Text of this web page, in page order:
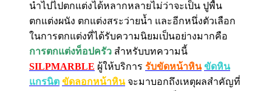
นำไปไปตกแต่งได้หลากหลายไม่ว่าจะเป็น ปูพื้น
ตกแต่งผนัง ตกแต่งสระว่ายน้ำ และอีกหนึ่งตัวเลือก
ในการตกแต่งที่ได้รับความนิยมเป็นอย่างมากคือ
การตกแต่งท็อปครัว สำหรับบทความนี้
SILPMARBLE ผู้ให้บริการ รับขัดหน้าหิน ขัดหิน
แกรนิต ขัดลอกหน้าหินจะมาบอกถึงเหตุผลสำคัญที่